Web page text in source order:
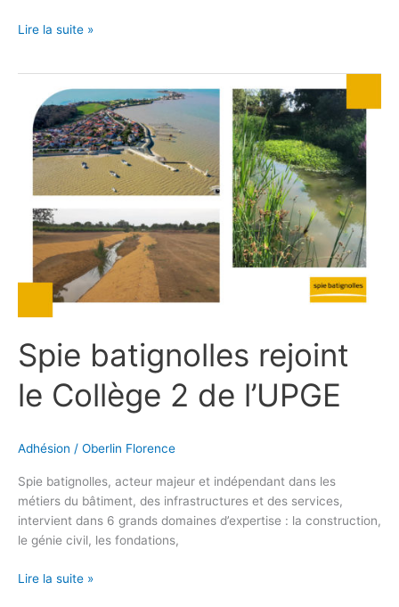
Lire la suite »
Spie batignolles rejoint
le Collège 2 de l’UPGE
Adhésion / Oberlin Florence
Spie batignolles, acteur majeur et indépendant dans les
métiers du bâtiment, des infrastructures et des services,
intervient dans 6 grands domaines d’expertise : la construction,
le génie civil, les fondations,
batignolles
rejoint
Collège
l’UPGE
Lire la suite »